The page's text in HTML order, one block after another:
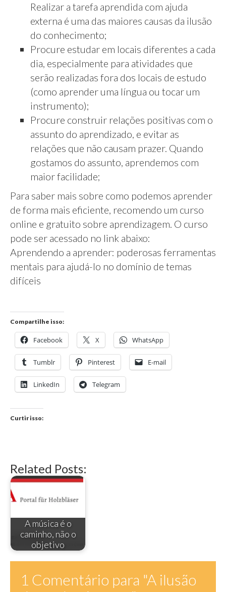
Realizar a tarefa aprendida com ajuda
externa é uma das maiores causas da ilusão
do conhecimento;
Procure estudar em locais diferentes a cada
dia, especialmente para atividades que
serão realizadas fora dos locais de estudo
(como aprender uma língua ou tocar um
instrumento);
Procure construir relações positivas com o
assunto do aprendizado, e evitar as
relações que não causam prazer. Quando
gostamos do assunto, aprendemos com
maior facilidade;
Para saber mais sobre como podemos aprender
de forma mais eficiente, recomendo um curso
online e gratuito sobre aprendizagem. O curso
pode ser acessado no link abaixo:
Aprendendo a aprender: poderosas ferramentas
mentais para ajudá-lo no domínio de temas
difíceis
Compartilhe isso:
Facebook X WhatsApp
Tumblr Pinterest E-mail
LinkedIn Telegram
Curtir isso:
Related Posts:
A música é o
caminho, não o
objetivo
1 Comentário para "A ilusão